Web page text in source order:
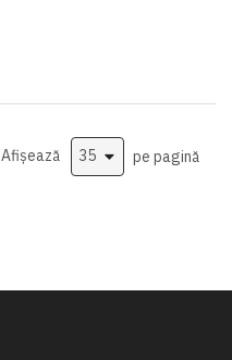
Afișează pe pagină